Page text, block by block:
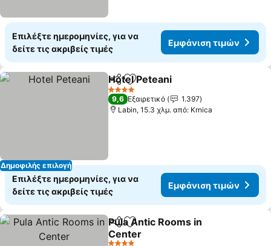
Επιλέξτε ημερομηνίες, για να
δείτε τις ακριβείς τιμές
Εμφάνιση τιμών
Δημοφιλής επιλογή
Κοινοποίηση
Προσθήκη στα αγαπημένα
Hotel Peteani
4 Αστέρια
9,6 Εξαιρετικό
1.397
Labin, 15.3 χλμ. από: Krnica
Επιλέξτε ημερομηνίες, για να
δείτε τις ακριβείς τιμές
Εμφάνιση τιμών
Κοινοποίηση
Προσθήκη στα αγαπημένα
Pula Antic Rooms in
Center